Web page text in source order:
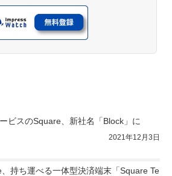
ビスのSquare、新社名「Block」に
2021年12月3日
持ち運べる一体型決済端末「Square Te